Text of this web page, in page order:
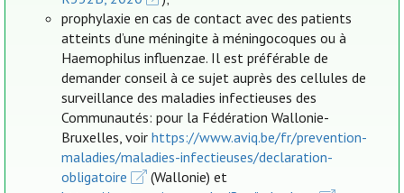
prophylaxie en cas de contact avec des patients
atteints d’une méningite à méningocoques ou à
Haemophilus influenzae. Il est préférable de
demander conseil à ce sujet auprès des cellules de
surveillance des maladies infectieuses des
Communautés: pour la Fédération Wallonie-
Bruxelles, voirhttps://www.aviq.be/fr/prevention-
maladies/maladies-infectieuses/declaration-
obligatoire
(Wallonie) et